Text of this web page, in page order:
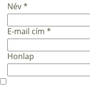
Név*
E-mail cím *
Honlap